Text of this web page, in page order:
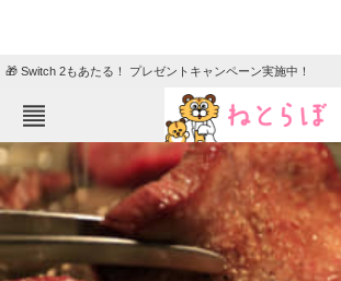
🎁 Switch 2もあたる！ プレゼントキャンペーン実施中！
ねとらぼメニュー
TOP ニュース
エンタメ クイズ
グルメ 地域